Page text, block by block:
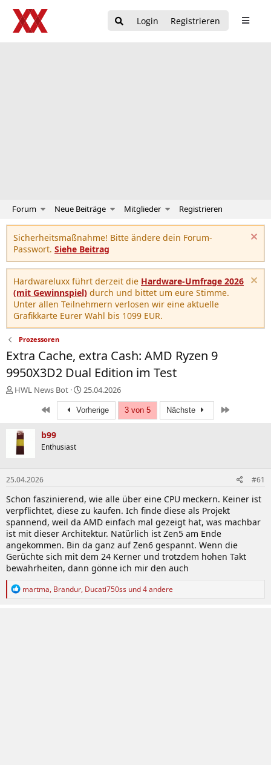
Login Registrieren
Forum Neue Beiträge Mitglieder Registrieren
Sicherheitsmaßnahme! Bitte ändere dein Forum-
Passwort. Siehe Beitrag
Hardwareluxx führt derzeit die Hardware-Umfrage 2026
(mit Gewinnspiel) durch und bittet um eure Stimme.
Unter allen Teilnehmern verlosen wir eine aktuelle
Grafikkarte Eurer Wahl bis 1099 EUR.
Prozessoren
Extra Cache, extra Cash: AMD Ryzen 9
9950X3D2 Dual Edition im Test
E
e
r
HWL News Bot
E
r
s
t
m
25.04.2026
Erste Vorherige 3 von 5 Nächste
b99
Enthusiast
25.04.2026 #61
Schon faszinierend, wie alle über eine CPU meckern. Keiner ist
verpflichtet, diese zu kaufen. Ich finde diese als Projekt
spannend, weil da AMD einfach mal gezeigt hat, was machbar
ist mit dieser Architektur. Natürlich ist Zen5 am Ende
angekommen. Bin da ganz auf Zen6 gespannt. Wenn die
Gerüchte sich mit dem 24 Kerner und trotzdem hohen Takt
bewahrheiten, dann gönne ich mir den auch
R
martma, Brandur, Ducati750ss und 4 andere